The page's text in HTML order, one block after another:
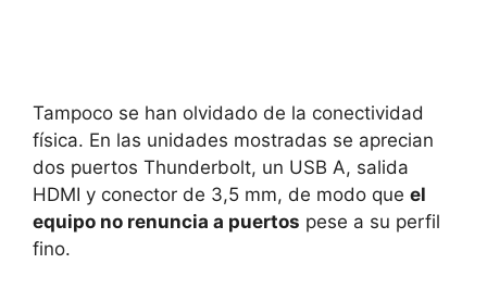
Tampoco se han olvidado de la conectividad
física. En las unidades mostradas se aprecian
dos puertos Thunderbolt, un USB A, salida
HDMI y conector de 3,5 mm, de modo que el
equipo no renuncia a puertos pese a su perfil
fino.